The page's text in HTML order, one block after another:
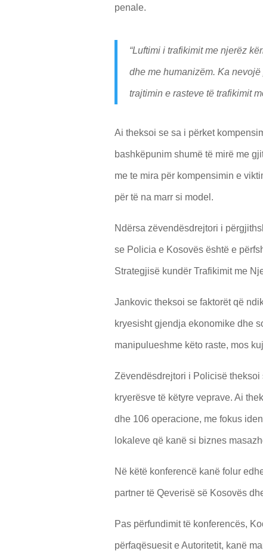
penale.
“Luftimi i trafikimit me njerëz
dhe me humanizëm. Ka
trajtimin e rasteve të trafikimit
Ai theksoi se sa i përket
bashkëpunim shumë të mirë me
me te mira për kompensimin e
për të na marr si model.
Ndërsa zëvendësdrejtori i
se Policia e Kosovës është e
Strategjisë kundër Trafikimit me
Jankovic theksoi se faktorët që
kryesisht gjendja ekonomike dhe
manipulueshme këto raste, mos
Zëvendësdrejtori i Policisë
kryerësve të këtyre veprave. Ai
dhe 106 operacione, me fokus
lokaleve që kanë si biznes
Në këtë konferencë kanë folur
partner të Qeverisë së Kosovës
Pas përfundimit të konferencës,
përfaqësuesit e Autoritetit, kanë